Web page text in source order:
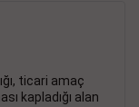
ticari amaç
kapladığı alan